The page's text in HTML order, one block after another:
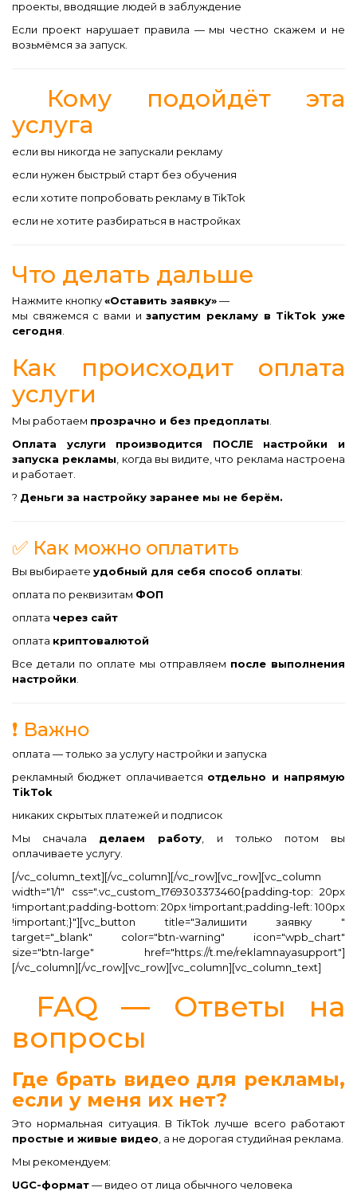
проекты, вводящие людей в заблуждение
Если проект нарушает правила — мы честно скажем и не
возьмёмся за запуск.
Кому подойдёт эта
услуга
если вы никогда не запускали рекламу
если нужен быстрый старт без обучения
если хотите попробовать рекламу в TikTok
если не хотите разбираться в настройках
Что делать дальше
Нажмите кнопку«Оставить заявку»—
мы свяжемся с вами изапустим рекламу в TikTok уже
сегодня.
Как происходит оплата
услуги
Мы работаем прозрачно и без предоплаты
Оплата услуги производится ПОСЛЕ настройки и
запуска рекламы , когда вы видите, что реклама настроена
и работает.
? Деньги за настройку заранее мы не берём.
✅ Как можно оплатить
Вы выбираете удобный для себя способ оплаты:
оплата по реквизитам ФОП
оплата через сайт
оплата криптовалютой
Все детали по оплате мы отправляем после выполнения
настройки.
❗ Важно
оплата — только за услугу настройки и запуска
рекламный бюджет оплачивается отдельно и напрямую
TikTok
никаких скрытых платежей и подписок
Мы сначала делаем работу , и только потом вы
оплачиваете услугу.
[/vc_column_text][/vc_column][/vc_row][vc_row][vc_column
width="1/1" css=".vc_custom_1769303373460{padding-top: 20px
!important;padding-bottom: 20px !important;padding-left: 100px
!important;}"][vc_button title="Залишити заявку "
target="_blank" color="btn-warning" icon="wpb_chart"
size="btn-large" href="https://t.me/reklamnayasupport"]
[/vc_column][/vc_row][vc_row][vc_column][vc_column_text]
FAQ — Ответы на
вопросы
Где брать видео для рекламы,
если у меня их нет?
Это нормальная ситуация. В TikTok лучше всего работают
простые и живые видео, а не дорогая студийная реклама.
Мы рекомендуем:
UGC-формат— видео от лица обычного человека